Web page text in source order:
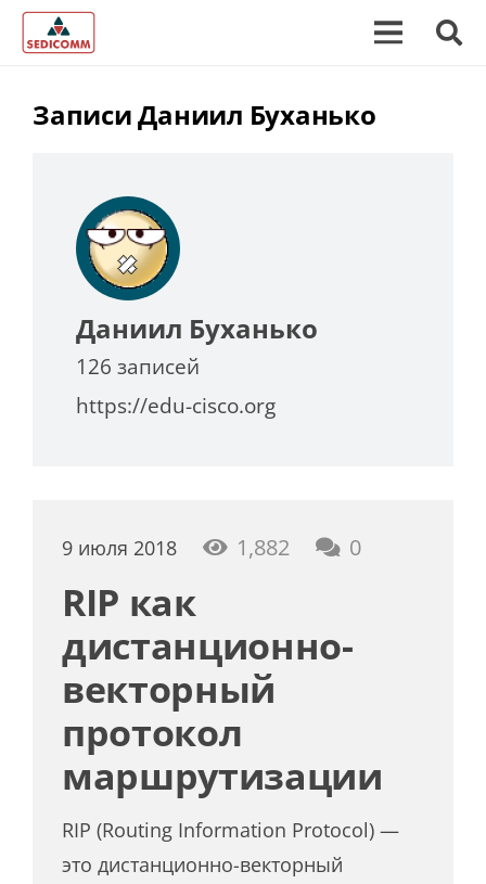
Записи Даниил Буханько
Даниил Буханько
126 записей
https://edu-cisco.org
9 июля 2018 1,882 0
RIP как
дистанционно-
векторный
протокол
маршрутизации
RIP (Routing Information Protocol) —
это дистанционно-векторный